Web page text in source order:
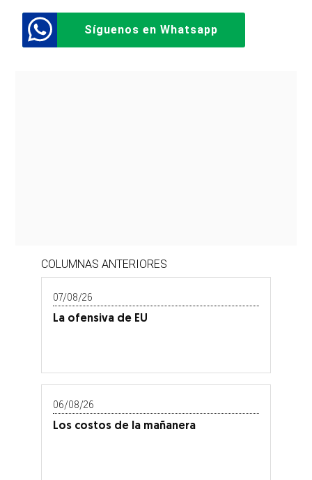
Síguenos en Whatsapp
COLUMNAS ANTERIORES
07/08/26
La ofensiva de EU
06/08/26
Los costos de la mañanera